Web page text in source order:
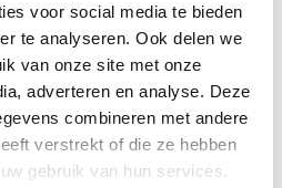
voor social media te bieden
te analyseren. Ook delen we
van onze site met onze
adverteren en analyse. Deze
combineren met andere
verstrekt of die ze hebben
gebruik van hun services.
sowohl dem Profi als auch
fest mit dem Bit verbunden,
Kopf oder mit einer Hand.
Auf Lager